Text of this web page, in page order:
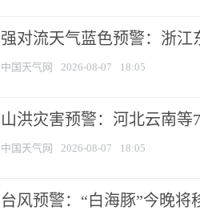
强对流天气蓝色预警：浙江
中国天气网 2026-08-07 18:05
山洪灾害预警：河北云南
中国天气网 2026-08-07 18:05
台风预警：“白海豚”今晚将